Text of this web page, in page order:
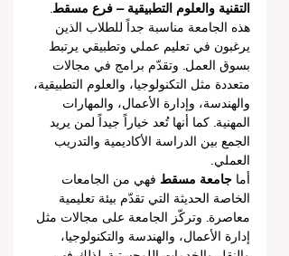
التقنية والعلوم التطبيقية – فرع مسقط
هذه الجامعة مناسبة جداً للطلاب الذين
يرغبون في تعليم عملي وتطبيقي يرتبط
بسوق العمل. وتقدّم برامج في مجالات
متعددة مثل التكنولوجيا، والعلوم التطبيقية،
والهندسة، وإدارة الأعمال، والمهارات
المهنية. كما أنها تُعد خياراً جيداً لمن يريد
الجمع بين الدراسة الأكاديمية والتدريب
العملي.
أما جامعة مسقط فهي من الجامعات
الخاصة الحديثة التي تقدّم بيئة تعليمية
معاصرة. وتركّز الجامعة على مجالات مثل
إدارة الأعمال، والهندسة والتكنولوجيا،